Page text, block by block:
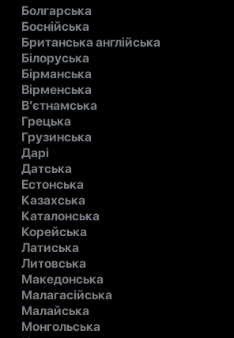
Болгарська
Боснійська
Британська англійська
Білоруська
Бірманська
Вірменська
В’єтнамська
Грецька
Грузинська
Дарі
Датська
Естонська
Казахська
Каталонська
Корейська
Латиська
Литовська
Македонська
Малагасійська
Малайська
Монгольська